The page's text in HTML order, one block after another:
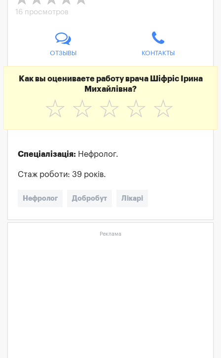
16 просмотров
ОТЗЫВЫ КОНТАКТЫ
Как вы оцениваете работу врача Шіфріс Ірина
Михайлівна?
☆
☆
☆
☆
☆
Спеціалізація: Нефролог.
Стаж роботи: 39 років.
Нефролог Добробут Лікарі
Реклама